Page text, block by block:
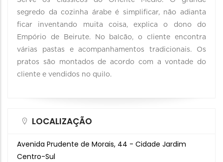
segredo da cozinha árabe é simplificar, não adianta
ficar inventando muita coisa, explica o dono do
Empório de Beirute. No balcão, o cliente encontra
várias pastas e acompanhamentos tradicionais. Os
pratos são montados de acordo com a vontade do
cliente e vendidos no quilo.
LOCALIZAÇÃO
Avenida Prudente de Morais, 44 - Cidade Jardim
Centro-Sul